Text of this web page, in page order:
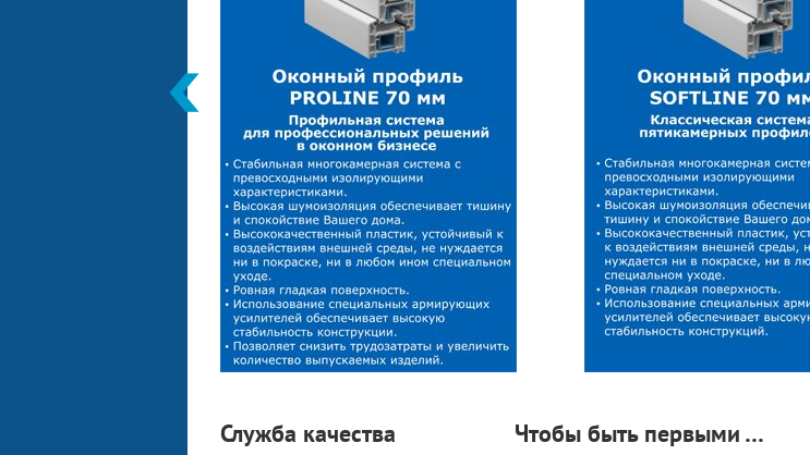
Служба качества Чтобы быть первыми …